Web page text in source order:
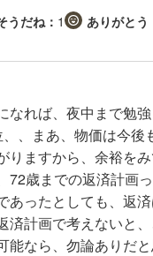
うだね： 1 ありがとう
なれば、夜中まで勉
、まあ、物価は今後
りますから、余裕を
72歳までの返済計画
あったとしても、返
済計画で考えないと
能なら、勿論ありだと